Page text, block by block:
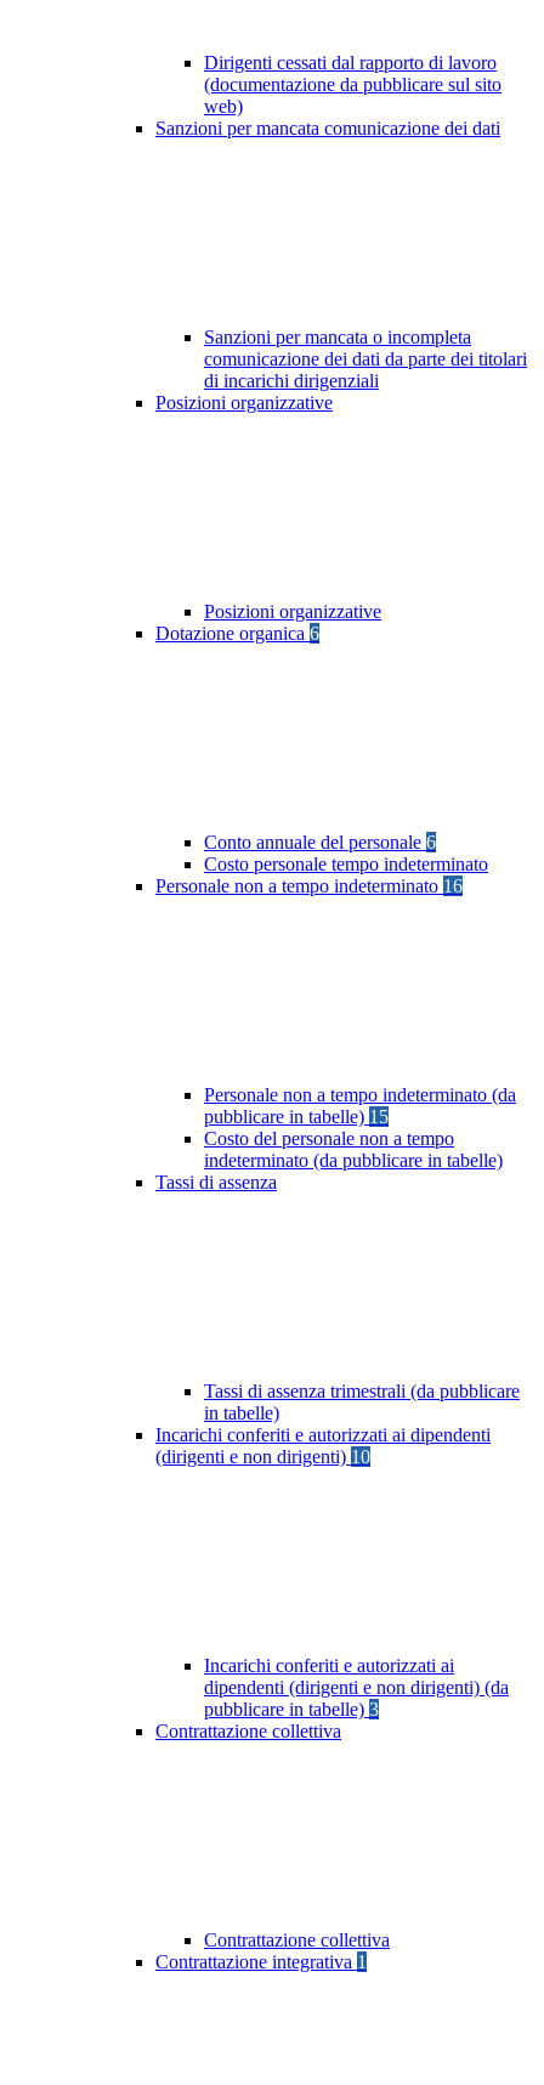
Dirigenti cessati dal rapporto di lavoro
(documentazione da pubblicare sul sito
web)
Sanzioni per mancata comunicazione dei dati
Sanzioni per mancata o incompleta
comunicazione dei dati da parte dei titolari
di incarichi dirigenziali
Posizioni organizzative
Posizioni organizzative
Dotazione organica 6
Conto annuale del personale 6
Costo personale tempo indeterminato
Personale non a tempo indeterminato 16
Personale non a tempo indeterminato (da
pubblicare in tabelle) 15
Costo del personale non a tempo
indeterminato (da pubblicare in tabelle)
Tassi di assenza
Tassi di assenza trimestrali (da pubblicare
in tabelle)
Incarichi conferiti e autorizzati ai dipendenti
(dirigenti e non dirigenti) 10
Incarichi conferiti e autorizzati ai
dipendenti (dirigenti e non dirigenti) (da
pubblicare in tabelle) 3
Contrattazione collettiva
Contrattazione collettiva
Contrattazione integrativa 1